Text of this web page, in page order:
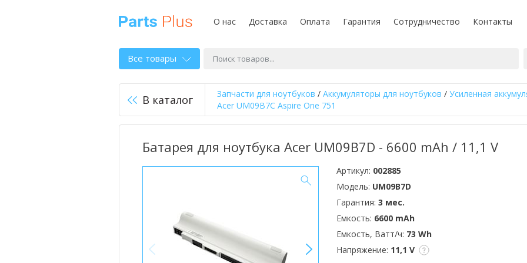
О нас Доставка Оплата Гарантия Сотрудничество Контакты
Все товары
В каталог Запчасти для ноутбуков / Аккумуляторы для ноутбуков / Усиленная
Acer UM09B7C Aspire One 751
Батарея для ноутбука Acer UM09B7D - 6600 mAh / 11,1 V
Артикул: 002885
Модель: UM09B7D
Гарантия: 3 мес.
Емкость: 6600 mAh
Емкость, Ватт/ч: 73 Wh
Напряжение: 11,1 V